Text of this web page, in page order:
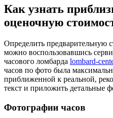
Как узнать
оценочную
Определить предварительную
можно воспользовавшись
часового ломбарда lombard-
часов по фото была
приближенной к реальной,
текст и приложить детальные
Фотографии часов